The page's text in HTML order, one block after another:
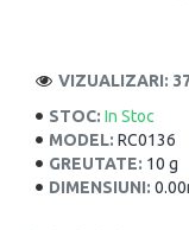
STOC: In Stoc
MODEL: RC0136
GREUTATE: 10 g
DIMENSIUNI:
VIZUALIZARI: